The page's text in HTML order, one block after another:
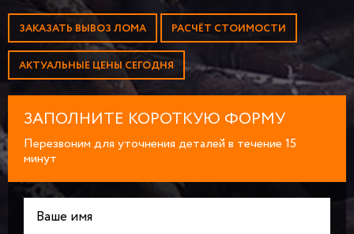
ЗАКАЗАТЬ ВЫВОЗ ЛОМА РАСЧЁТ СТОИМОСТИ
АКТУАЛЬНЫЕ ЦЕНЫ СЕГОДНЯ
ЗАПОЛНИТЕ КОРОТКУЮ ФОРМУ
Перезвоним для уточнения деталей в течение 15
минут